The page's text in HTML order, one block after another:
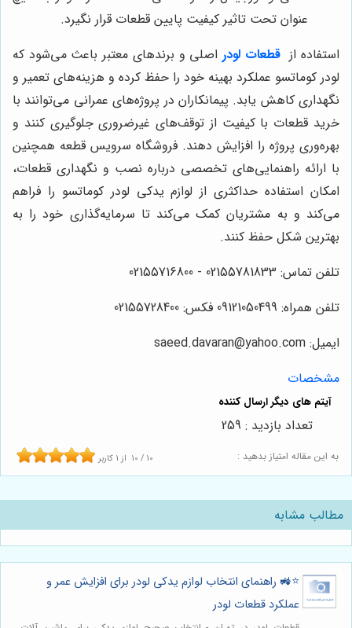
عنوان تحت تاثیر کیفیت پایین قطعات قرار نگیرد.
استفاده از قطعات لودراصلی و برندهای معتبر باعث می‌شود که
لودر کوماتسو عملکرد بهینه خود را حفظ کرده و هزینه‌های تعمیر و
نگهداری کاهش یابد. پیمانکاران در پروژه‌های عمرانی می‌توانند با
خرید قطعات با کیفیت از توقف‌های غیرضروری جلوگیری کنند و
بهره‌وری پروژه را افزایش دهند. فروشگاه سرویس قطعه همچنین
با ارائه راهنمایی‌های تخصصی درباره نصب و نگهداری قطعات،
امکان استفاده حداکثری از لوازم یدکی لودر کوماتسو را فراهم
می‌کند و به مشتریان کمک می‌کند تا سرمایه‌گذاری خود را به
بهترین شکل حفظ کنند.
تلفن تماس: 02155781833 - 02155716800
تلفن همراه: 09121050499 فکس: 02155728400
ایمیل: saeed.davaran@yahoo.com
مشخصات
به این مقاله امتیاز بدهید : 10 / 10 از1 کاربر
تعداد بازدید : 259
مطالب مشابه
⭐️🚜 راهنمای انتخاب لوازم یدکی لودر برای افزایش عمر و
عملکرد قطعات لودر